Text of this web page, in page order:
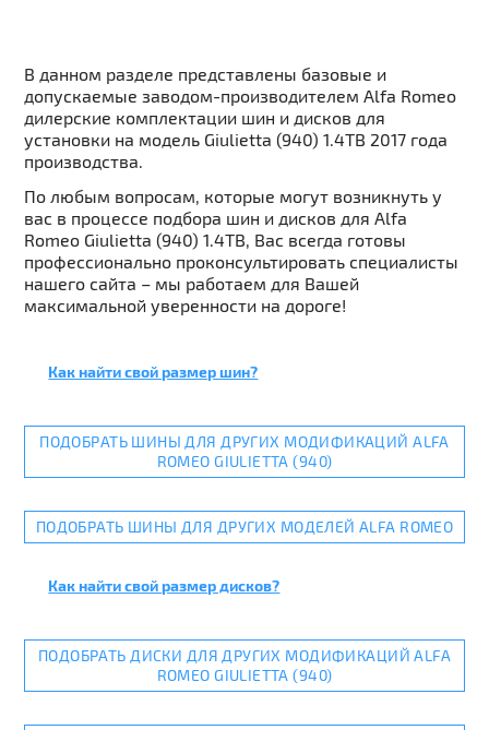
В данном разделе представлены базовые и
допускаемые заводом-производителем Alfa Romeo
дилерские комплектации шин и дисков для
установки на модель Giulietta (940) 1.4TB 2017 года
производства.
По любым вопросам, которые могут возникнуть у
вас в процессе подбора шин и дисков для Alfa
Romeo Giulietta (940) 1.4TB, Вас всегда готовы
профессионально проконсультировать специалисты
нашего сайта – мы работаем для Вашей
максимальной уверенности на дороге!
Как найти свой размер шин?
ПОДОБРАТЬ ШИНЫ ДЛЯ ДРУГИХ МОДИФИКАЦИЙ ALFA
ROMEO GIULIETTA (940)
ПОДОБРАТЬ ШИНЫ ДЛЯ ДРУГИХ МОДЕЛЕЙ ALFA ROMEO
Как найти свой размер дисков?
ПОДОБРАТЬ ДИСКИ ДЛЯ ДРУГИХ МОДИФИКАЦИЙ ALFA
ROMEO GIULIETTA (940)